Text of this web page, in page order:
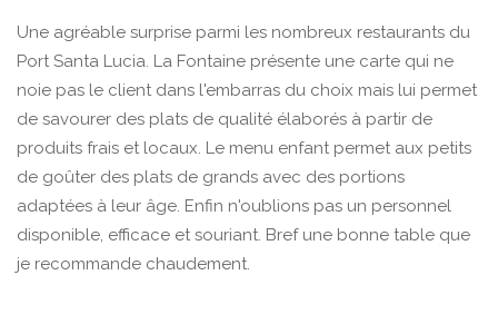
Une agréable surprise parmi les nombreux restaurants du
Port Santa Lucia. La Fontaine présente une carte qui ne
noie pas le client dans l'embarras du choix mais lui permet
de savourer des plats de qualité élaborés à partir de
produits frais et locaux. Le menu enfant permet aux petits
de goûter des plats de grands avec des portions
adaptées à leur âge. Enfin n'oublions pas un personnel
disponible, efficace et souriant. Bref une bonne table que
je recommande chaudement.